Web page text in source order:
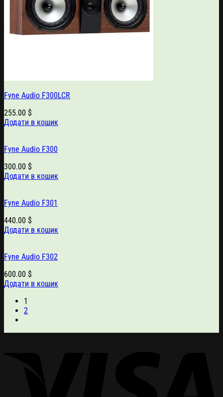
Fyne Audio F300LCR
255.00 $
Додати в кошик
Fyne Audio F300
300.00 $
Додати в кошик
Fyne Audio F301
440.00 $
Додати в кошик
Fyne Audio F302
600.00 $
Додати в кошик
1
2